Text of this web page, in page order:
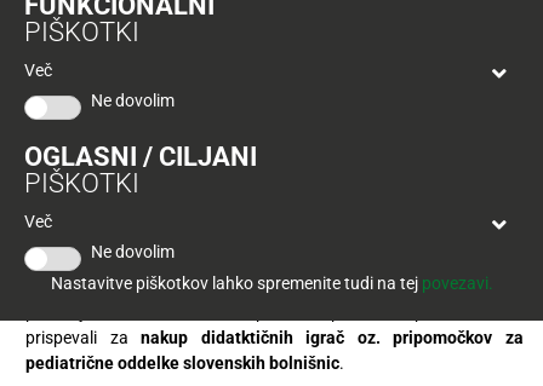
PIŠKOTKI
Več
Ne dovolim
OGLASNI / CILJANI
PIŠKOTKI
Več
Ne dovolim
Nastavitve piškotkov lahko spremenite tudi na tej povezavi.
Ponudba
velja
30.
2026
POGLEJTE IZDELKE
prikovala na bolniško posteljo.
V Tušu smo zavezani družbeno-odgovornim projektom, pri katerih
se še posebej usmerjamo k pomoči potrebnim skupinam,
predvsem našim najmlajšim. Skladno z usmeritvijo so oblikovali
dobrodelni projekt Opremimo igralne kotičke pediatričnih
oddelkov bolnišnic.
S projektom, ki bo potekal vse do ponedeljka, 5. marca, v vseh
Tuševih trgovinah širom Slovenije. V njej kupce pozivamo k nakupu
prispevali zanakup didatktičnih igrač oz. pripomočkov za
pediatrične oddelke slovenskih bolnišnic.